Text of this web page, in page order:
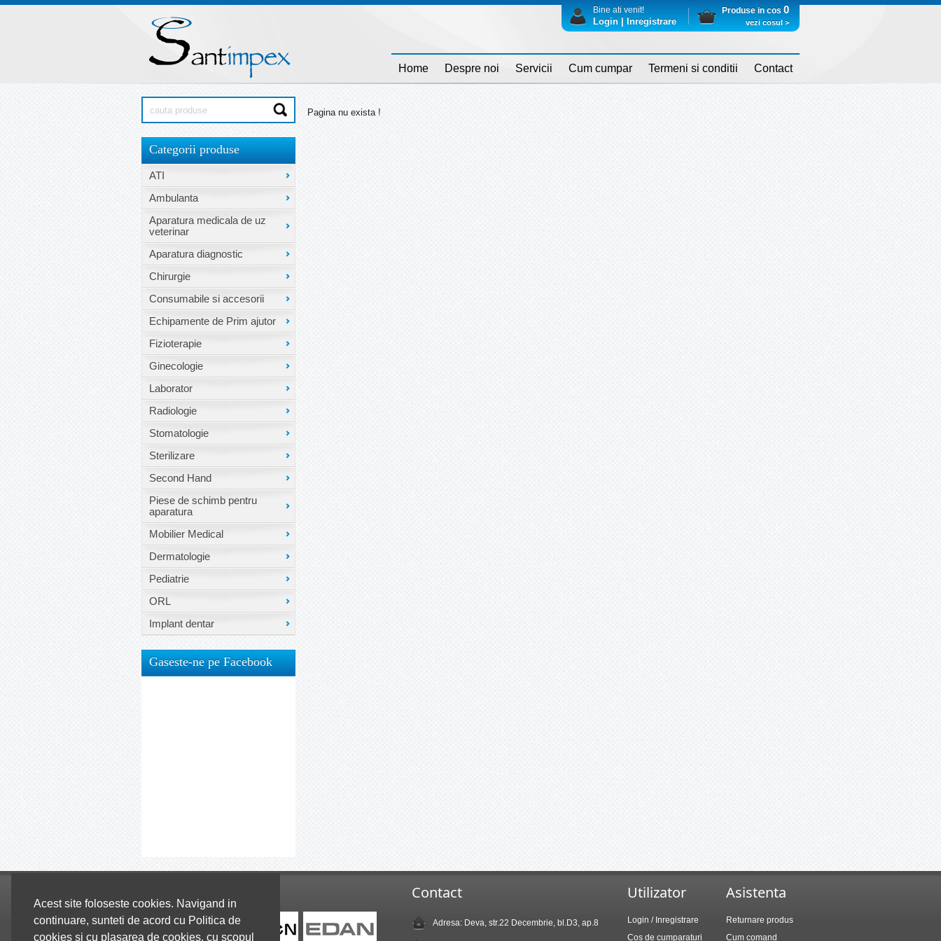
Acest site foloseste cookies. Navigand in
continuare, sunteti de acord cu Politica de
cookies si cu plasarea de cookies, cu scopul
Home Despre noi Servicii Cum cumpar Termeni si conditii Contact
Bine ati venit!
Login | Inregistrare
Produse in cos 0
vezi cosul >
Categorii produse
ATI
Ambulanta
Aparatura medicala de uz
veterinar
Aparatura diagnostic
Chirurgie
Consumabile si accesorii
Echipamente de Prim ajutor
Fizioterapie
Ginecologie
Laborator
Radiologie
Stomatologie
Sterilizare
Second Hand
Piese de schimb pentru
aparatura
Mobilier Medical
Dermatologie
Pediatrie
ORL
Implant dentar
Gaseste-ne pe Facebook
Pagina nu exista !
Contact
Adresa: Deva, str.22 Decembrie, bl.D3, ap.8
Utilizator
Login / Inregistrare
Cos de cumparaturi
Asistenta
Returnare produs
Cum comand